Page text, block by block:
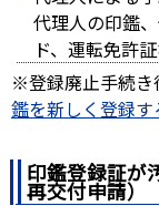
代理人の印鑑
ド、運転
※登録廃止手続き
鑑を新しく登録す
印鑑登録証が
再交付申請）